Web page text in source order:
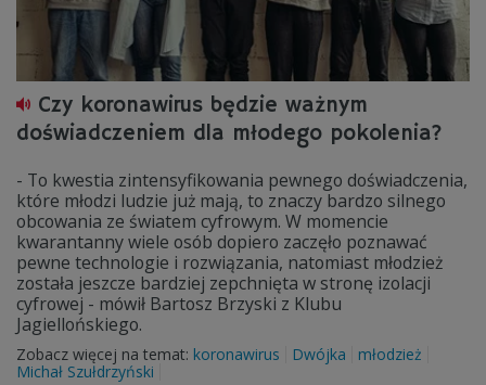
Czy koronawirus będzie ważnym
doświadczeniem dla młodego pokolenia?
- To kwestia zintensyfikowania pewnego doświadczenia,
które młodzi ludzie już mają, to znaczy bardzo silnego
obcowania ze światem cyfrowym. W momencie
kwarantanny wiele osób dopiero zaczęło poznawać
pewne technologie i rozwiązania, natomiast młodzież
została jeszcze bardziej zepchnięta w stronę izolacji
cyfrowej - mówił Bartosz Brzyski z Klubu
Jagiellońskiego.
Zobacz więcej na temat: koronawirus Dwójka
młodzież
Michał Szułdrzyński